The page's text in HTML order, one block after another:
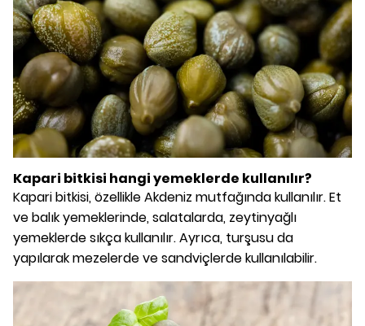
Kapari bitkisi hangi yemeklerde kullanılır?
Kapari bitkisi, özellikle Akdeniz mutfağında kullanılır. Et
ve balık yemeklerinde, salatalarda, zeytinyağlı
yemeklerde sıkça kullanılır. Ayrıca, turşusu da
yapılarak mezelerde ve sandviçlerde kullanılabilir.